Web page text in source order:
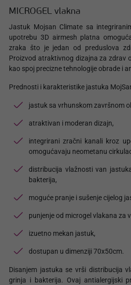
MICROGEL vlakna
Jastuk Mojsan Climate sa
upotrebu 3D airmesh platna
zraka što je jedan od preduslova
Proizvod atraktivnog dizajna za zdrav
kao spoj precizne tehnologije obrade i
Prednosti i karakteristike jastuka
jastuk sa vrhunskom završnom
atraktivan i moderan dizajn,
integrirani zračni kanali kroz
omogućavaju neometanu
distribucija vlažnosti van
bakterija,
moguće pranje i sušenje cijelog
punjenje od microgel vlakana za
izuetno mekan jastuk,
dostupan u dimenziji 70x50cm.
Disanjem jastuka se vrši distribucija
grinja i bakterija. Ovaj antialergijski